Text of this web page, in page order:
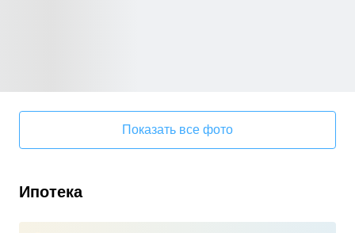
Показать все фото
Ипотека